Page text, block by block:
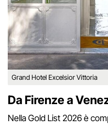
Grand Hotel Excelsior Vittoria
Da Firenze a
Nella Gold List 2026 è